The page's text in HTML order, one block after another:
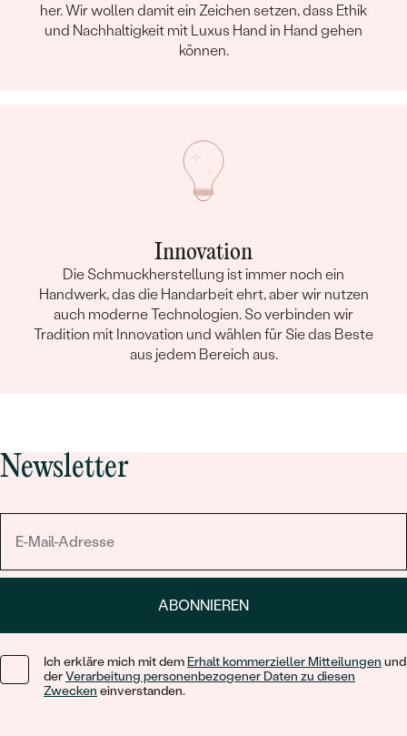
her. Wir wollen damit ein Zeichen setzen, dass Ethik
und Nachhaltigkeit mit Luxus Hand in Hand gehen
können.
Innovation
Die Schmuckherstellung ist immer noch ein
Handwerk, das die Handarbeit ehrt, aber wir nutzen
auch moderne Technologien. So verbinden wir
Tradition mit Innovation und wählen für Sie das Beste
aus jedem Bereich aus.
Newsletter
ABONNIEREN
Ich erkläre mich mit dem Erhalt kommerzieller Mitteilungen und
derVerarbeitung personenbezogener Daten zu diesen
Zwecken einverstanden.